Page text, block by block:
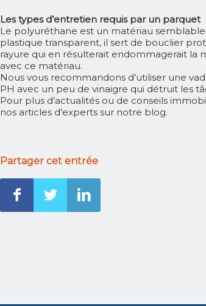
Les types d’entretien requis par un parquet
Le polyuréthane est un matériau
plastique transparent, il sert de bouclier
rayure qui en résulterait endommagerait la
avec ce matériau.
Nous vous recommandons d’utiliser une
PH avec un peu de vinaigre qui détruit les
Pour plus d’actualités ou de conseils
nos articles d’experts sur notre blog.
Partager cet entrée